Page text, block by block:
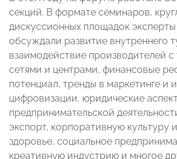
секций. В формате семинаров,
дискуссионных площадок эксперты
обсуждали развитие внутреннего
взаимодействие производителей
сетями и центрами, финансовые
потенциал, тренды в маркетинге и
цифровизации, юридические
предпринимательской
экспорт, корпоративную культуру
здоровье, социальное
креативную индустрию и многое